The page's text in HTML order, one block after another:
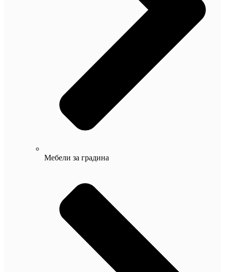
Мебели за градина